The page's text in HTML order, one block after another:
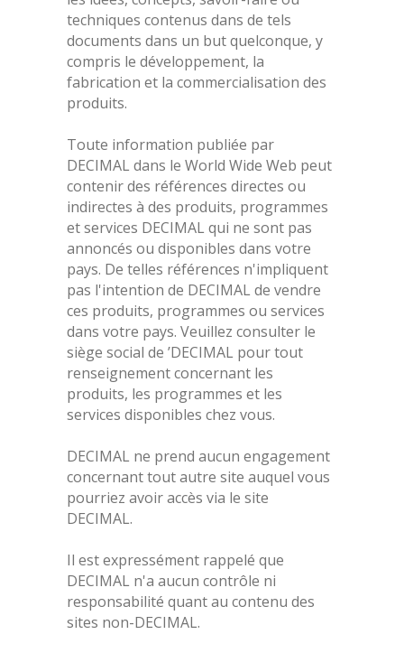
techniques contenus dans de tels
documents dans un but quelconque, y
compris le développement, la
fabrication et la commercialisation des
produits.
Toute information publiée par
DECIMAL dans le World Wide Web peut
contenir des références directes ou
indirectes à des produits, programmes
et services DECIMAL qui ne sont pas
annoncés ou disponibles dans votre
pays. De telles références n'impliquent
pas l'intention de DECIMAL de vendre
ces produits, programmes ou services
dans votre pays. Veuillez consulter le
siège social de ’DECIMAL pour tout
renseignement concernant les
produits, les programmes et les
services disponibles chez vous.
DECIMAL ne prend aucun engagement
concernant tout autre site auquel vous
pourriez avoir accès via le site
DECIMAL.
Il est expressément rappelé que
DECIMAL n'a aucun contrôle ni
responsabilité quant au contenu des
sites non-DECIMAL.